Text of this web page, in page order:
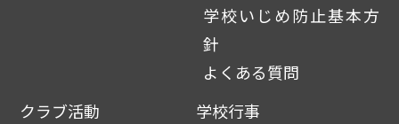
学校いじめ防止基本方
針
よくある質問
クラブ活動
学校行事